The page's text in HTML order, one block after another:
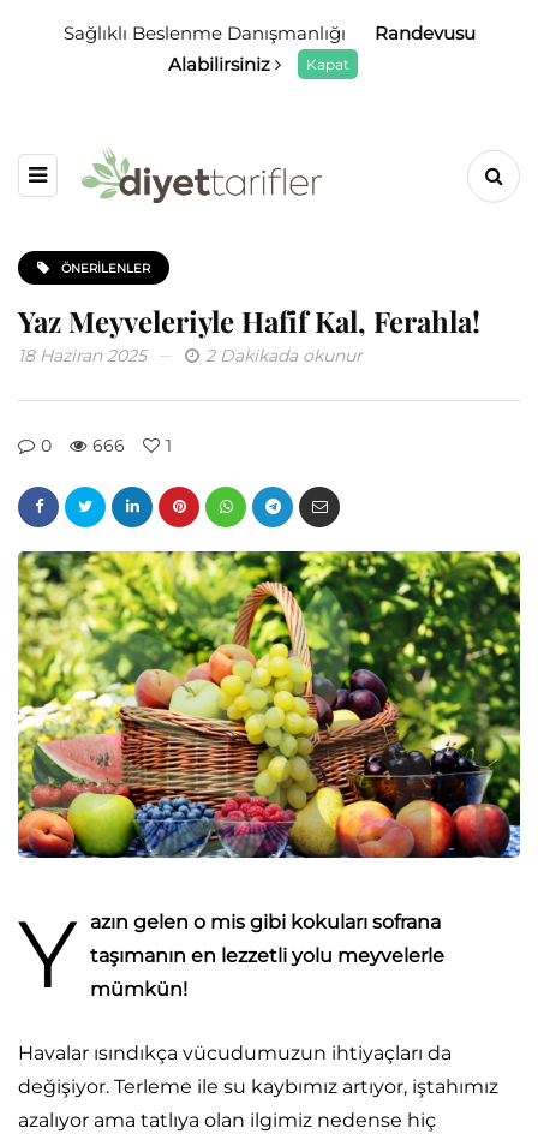
Sağlıklı Beslenme Danışmanlığı
Randevusu
Alabilirsiniz
Kapat
ÖNERILENLER
Yaz Meyveleriyle Hafif Kal, Ferahla!
18 Haziran 2025 2 Dakikada okunur
0 666 1
Y azın gelen o mis gibi kokuları sofrana
taşımanın en lezzetli yolu meyvelerle
mümkün!
Havalar ısındıkça vücudumuzun ihtiyaçları da
değişiyor. Terleme ile su kaybımız artıyor, iştahımız
azalıyor ama tatlıya olan ilgimiz nedense hiç